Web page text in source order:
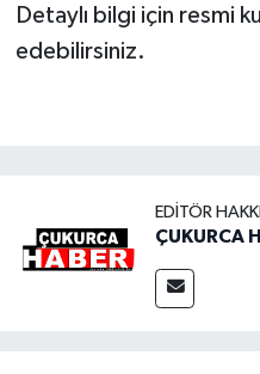
Detaylı bilgi için resmi
edebilirsiniz.
EDITÖR
ÇUKURCA